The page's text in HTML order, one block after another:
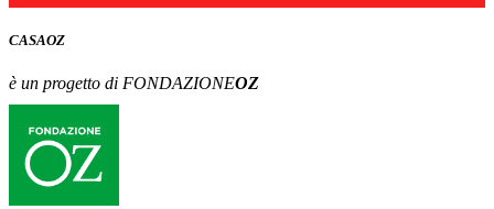
CASAOZ
è un progetto di FONDAZIONEOZ